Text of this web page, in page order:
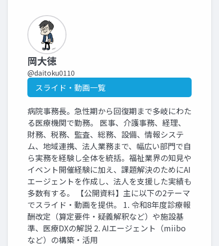
岡大徳
@daitoku0110
スライド・動画一覧
病院事務長。急性期から回復期まで多岐にわた
る医療機関で勤務。 医事、介護事務、経理、
財務、税務、監査、総務、設備、情報システ
ム、地域連携、法人業務まで、幅広い部門で自
ら実務を経験し全体を統括。福祉業界の知見や
イベント開催経験に加え、課題解決のためにAI
エージェントを作成し、法人を支援した実績も
多数有する。 【公開資料】主に以下の2テーマ
でスライド・動画を提供。 1. 令和8年度診療報
酬改定（算定要件・疑義解釈など）や施設基
準、医療DXの解説 2. AIエージェント（miibo
など）の構築・活用